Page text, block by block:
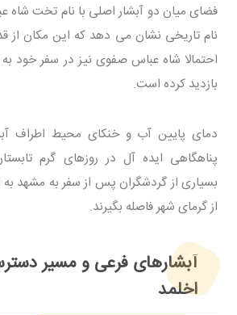
فضای میان دو آبشار اصلی با نام تخت شاه
نام تاریخی نشان می دهد که این مکان از
احتمالا شاه عباس صفوی نیز در سفر خود
بازدید کرده است.
دمای پایین آب و خنکای محیط اطراف
پناهگاهی ایده آل در روزهای گرم
بسیاری از گردشگران پس از سفر به مشهد به
از گرمای شهر فاصله بگیرند.
آبشارهای فرعی و مسیر
اخلمد